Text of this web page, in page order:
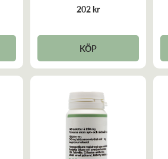
202 kr
KÖP